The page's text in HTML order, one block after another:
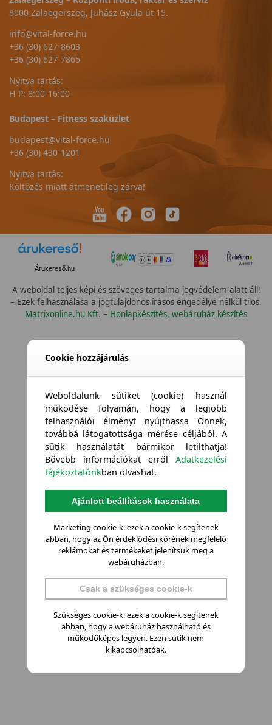
8900 Zalaegerszeg, Juhász Gyula út 15.
info@vital-force.hu
+36 (30) 627-8603
+36 (30) 627-7865
Nyitva tartás:
H-P: 8:00-16:00
Budapest – Fitness szaküzlet
budapest@vital-force.hu
+36 (30) 430-1201
Nyitva tartás:
Költözés miatt átmenetileg zárva!
Árukereső.hu
A weboldal teljes képi és szöveges tartalma jogvédelem alatt áll!
– Ezek felhasználása a jogtulajdonos írásos engedélye nélkül tilos.
Matrixonline.hu Kft. – Honlapkészítés, webáruház készítés
Cookie hozzájárulás
Weboldalunk sütiket (cookie) használ
működése folyamán, hogy a legjobb
felhasználói élményt nyújthassa Önnek,
továbbá látogatottsága mérése céljából. A
sütik használatát bármikor letilthatja!
Bővebb információkat errőlAdatkezelési
tájékoztatónkban olvashat.
Ajánlott beállítások használata
Marketing cookie-k: ezek a cookie-k segítenek
abban, hogy az Ön érdeklődési körének megfelelő
reklámokat és termékeket jelenítsük meg a
webáruházban.
Csak a szükséges cookie-k
Szükséges cookie-k: ezek a cookie-k segítenek
abban, hogy a webáruház használható és
működőképes legyen. Ezen sütik nem
kikapcsolhatóak.